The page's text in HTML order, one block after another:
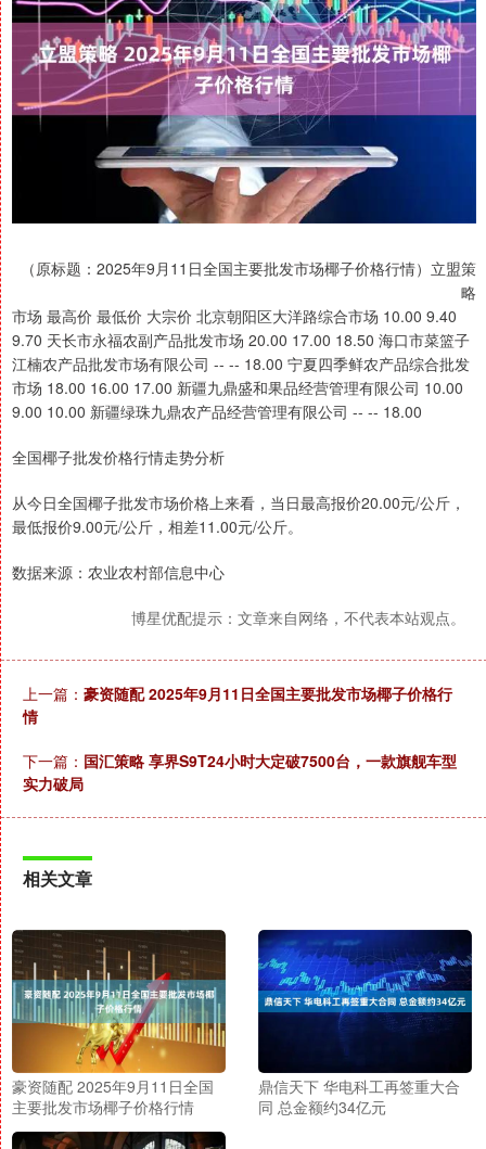
（原标题：2025年9月11日全国主要批发市场椰子价格行情）立盟策
略
市场 最高价 最低价 大宗价 北京朝阳区大洋路综合市场 10.00 9.40
9.70 天长市永福农副产品批发市场 20.00 17.00 18.50 海口市菜篮子
江楠农产品批发市场有限公司 -- -- 18.00 宁夏四季鲜农产品综合批发
市场 18.00 16.00 17.00 新疆九鼎盛和果品经营管理有限公司 10.00
9.00 10.00 新疆绿珠九鼎农产品经营管理有限公司 -- -- 18.00
全国椰子批发价格行情走势分析
从今日全国椰子批发市场价格上来看，当日最高报价20.00元/公斤，
最低报价9.00元/公斤，相差11.00元/公斤。
数据来源：农业农村部信息中心
博星优配提示：文章来自网络，不代表本站观点。
上一篇： 豪资随配 2025年9月11日全国主要批发市场椰子价格行
情
下一篇： 国汇策略 享界S9T24小时大定破7500台，一款旗舰车型
实力破局
相关文章
豪资随配 2025年9月11日全国
主要批发市场椰子价格行情
鼎信天下 华电科工再签重大合
同 总金额约34亿元